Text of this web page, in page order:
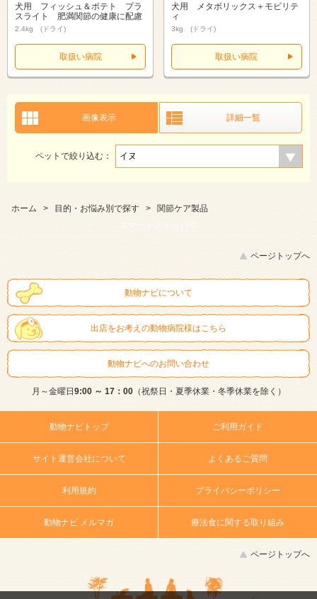
犬用 フィッシュ＆ポテト プラ
スライト 肥満関節の健康に配慮
2.4kg (ドライ)
取扱い病院
犬用 メタボリックス＋モビリテ
ィ
3kg (ドライ)
取扱い病院
画像表示 詳細一覧
ペットで絞り込む：
ホーム > 目的・お悩み別で探す >
関節ケア製品
スマートフォン |
PC
ページトップへ
動物ナビについて
出店をお考えの動物病院様はこちら
動物ナビへのお問い合わせ
月～金曜日9:00 ～ 17：00（祝祭日・夏季休業・冬季休業を除く）
動物ナビトップ ご利用ガイド
サイト運営会社について よくあるご質問
利用規約 プライバシーポリシー
動物ナビ メルマガ 療法食に関する取り組み
ページトップへ